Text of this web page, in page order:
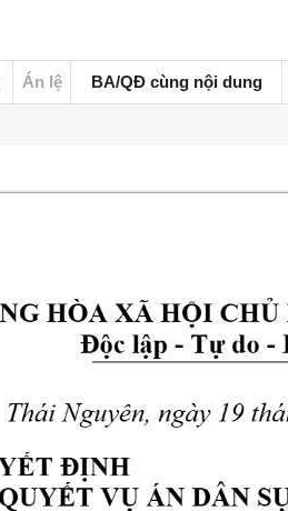
Án lệ BA/QĐ cùng nội dung